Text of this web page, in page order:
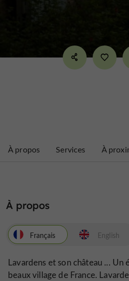
À propos Services À
À propos
Français
Lavardens et son château ...
beaux village de France.
English